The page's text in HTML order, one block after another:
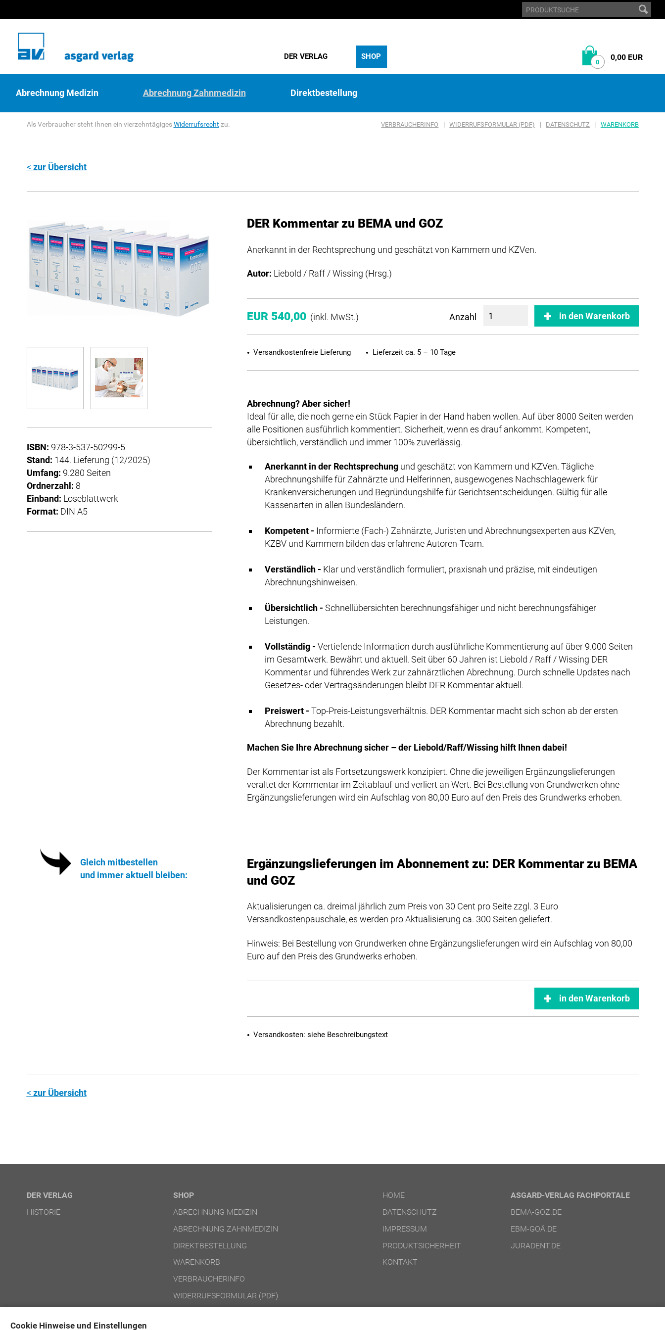
Cookie Hinweise und Einstellungen
DER VERLAG SHOP
0 0,00 EUR
Abrechnung Medizin Abrechnung Zahnmedizin Direktbestellung
Als Verbraucher steht Ihnen ein vierzehntägigesWiderrufsrecht zu. VERBRAUCHERINFO | WIDERRUFSFORMULAR (PDF) | DATENSCHUTZ | WARENKORB
zur Übersicht
ISBN: 978-3-537-50299-5
Stand: 144. Lieferung (12/2025)
Umfang: 9.280 Seiten
Ordnerzahl: 8
Einband: Loseblattwerk
Format: DIN A5
DER Kommentar zu BEMA und GOZ
Anerkannt in der Rechtsprechung und geschätzt von Kammern und KZVen.
Autor: Liebold / Raff / Wissing (Hrsg.)
EUR 540,00 (inkl. MwSt.) Anzahl in den Warenkorb
Versandkostenfreie Lieferung Lieferzeit ca. 5 – 10 Tage
Abrechnung? Aber sicher!
Ideal für alle, die noch gerne ein Stück Papier in der Hand haben wollen. Auf über 8000 Seiten werden
alle Positionen ausführlich kommentiert. Sicherheit, wenn es drauf ankommt. Kompetent,
übersichtlich, verständlich und immer 100% zuverlässig.
Anerkannt in der Rechtsprechungund geschätzt von Kammern und KZVen. Tägliche
Abrechnungshilfe für Zahnärzte und Helferinnen, ausgewogenes Nachschlagewerk für
Krankenversicherungen und Begründungshilfe für Gerichtsentscheidungen. Gültig für alle
Kassenarten in allen Bundesländern.
Kompetent - Informierte (Fach-) Zahnärzte, Juristen und Abrechnungsexperten aus KZVen,
KZBV und Kammern bilden das erfahrene Autoren-Team.
Verständlich - Klar und verständlich formuliert, praxisnah und präzise, mit eindeutigen
Abrechnungshinweisen.
Übersichtlich - Schnellübersichten berechnungsfähiger und nicht berechnungsfähiger
Leistungen.
Vollständig - Vertiefende Information durch ausführliche Kommentierung auf über 9.000 Seiten
im Gesamtwerk. Bewährt und aktuell. Seit über 60 Jahren ist Liebold / Raff / Wissing DER
Kommentar und führendes Werk zur zahnärztlichen Abrechnung. Durch schnelle Updates nach
Gesetzes- oder Vertragsänderungen bleibt DER Kommentar aktuell.
Preiswert - Top-Preis-Leistungsverhältnis. DER Kommentar macht sich schon ab der ersten
Abrechnung bezahlt.
Machen Sie Ihre Abrechnung sicher – der Liebold/Raff/Wissing hilft Ihnen dabei!
Der Kommentar ist als Fortsetzungswerk konzipiert. Ohne die jeweiligen Ergänzungslieferungen
veraltet der Kommentar im Zeitablauf und verliert an Wert. Bei Bestellung von Grundwerken ohne
Ergänzungslieferungen wird ein Aufschlag von 80,00 Euro auf den Preis des Grundwerks erhoben.
Gleich mitbestellen
und immer aktuell bleiben:
Ergänzungslieferungen im Abonnement zu: DER Kommentar zu BEMA
und GOZ
Aktualisierungen ca. dreimal jährlich zum Preis von 30 Cent pro Seite zzgl. 3 Euro
Versandkostenpauschale, es werden pro Aktualisierung ca. 300 Seiten geliefert.
Hinweis: Bei Bestellung von Grundwerken ohne Ergänzungslieferungen wird ein Aufschlag von 80,00
Euro auf den Preis des Grundwerks erhoben.
in den Warenkorb
Versandkosten: siehe Beschreibungstext
zur Übersicht
DER VERLAG
HISTORIE
SHOP
ABRECHNUNG MEDIZIN
ABRECHNUNG ZAHNMEDIZIN
DIREKTBESTELLUNG
WARENKORB
VERBRAUCHERINFO
WIDERRUFSFORMULAR (PDF)
HOME
DATENSCHUTZ
IMPRESSUM
PRODUKTSICHERHEIT
KONTAKT
ASGARD-VERLAG FACHPORTALE
BEMA-GOZ.DE
EBM-GOÄ.DE
JURADENT.DE